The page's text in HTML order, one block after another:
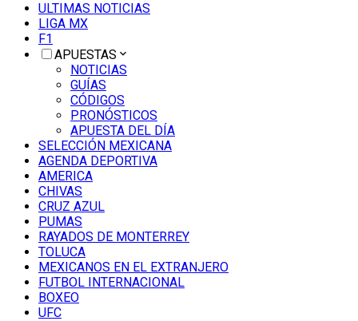
ULTIMAS NOTICIAS
LIGA MX
F1
APUESTAS
NOTICIAS
GUÍAS
CÓDIGOS
PRONÓSTICOS
APUESTA DEL DÍA
SELECCIÓN MEXICANA
AGENDA DEPORTIVA
AMERICA
CHIVAS
CRUZ AZUL
PUMAS
RAYADOS DE MONTERREY
TOLUCA
MEXICANOS EN EL EXTRANJERO
FUTBOL INTERNACIONAL
BOXEO
UFC